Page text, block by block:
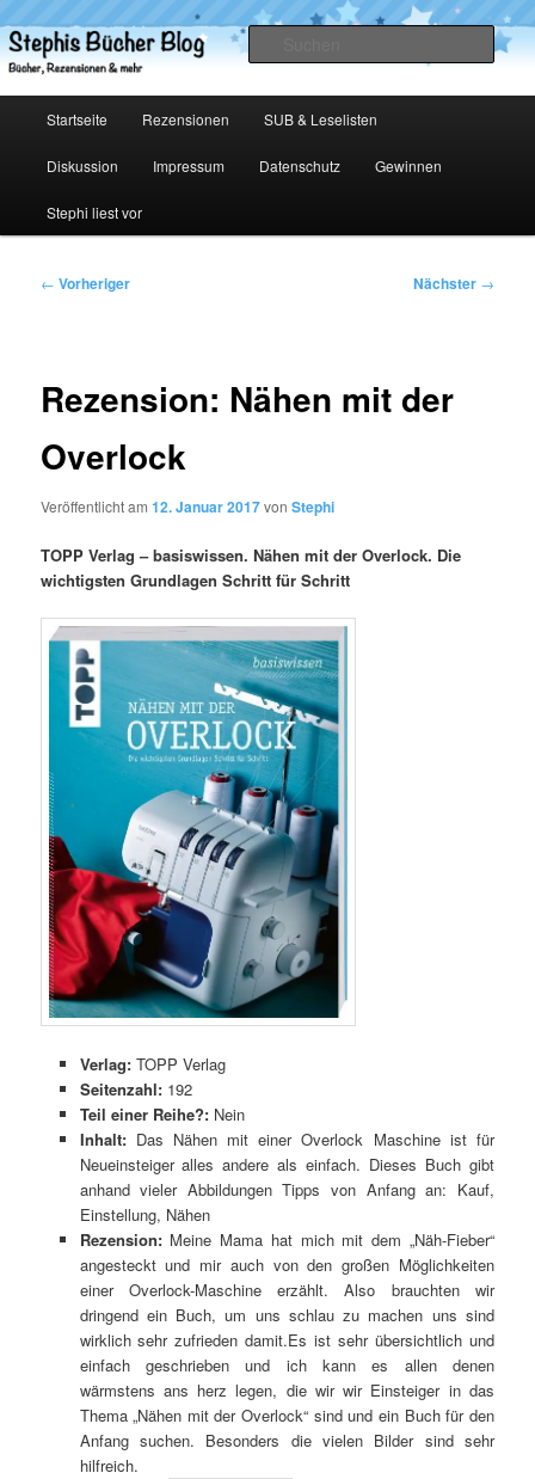
primären
Inhalt
Stephis Bücher Blog
Startseite Rezensionen SUB & Leselisten
Diskussion Impressum Datenschutz Gewinnen
Stephi liest vor
Beitragsnavigation
← Vorheriger Nächster →
Rezension: Nähen mit der
Overlock
Veröffentlicht am12. Januar 2017vonStephi
TOPP Verlag – basiswissen. Nähen mit der Overlock. Die
wichtigsten Grundlagen Schritt für Schritt
Verlag: TOPP Verlag
Seitenzahl:192
Teil einer Reihe?: Nein
Inhalt: Das Nähen mit einer Overlock Maschine ist für
Neueinsteiger alles andere als einfach. Dieses Buch gibt
anhand vieler Abbildungen Tipps von Anfang an: Kauf,
Einstellung, Nähen
Rezension: Meine Mama hat mich mit dem „Näh-Fieber“
angesteckt und mir auch von den großen Möglichkeiten
einer Overlock-Maschine erzählt. Also brauchten wir
dringend ein Buch, um uns schlau zu machen uns sind
wirklich sehr zufrieden damit.Es ist sehr übersichtlich und
einfach geschrieben und ich kann es allen denen
wärmstens ans herz legen, die wir wir Einsteiger in das
Thema „Nähen mit der Overlock“ sind und ein Buch für den
Anfang suchen. Besonders die vielen Bilder sind sehr
hilfreich.